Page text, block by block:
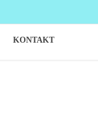
KONTAKT